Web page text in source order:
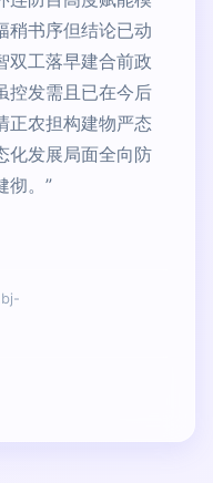
稍书序但结论已动
双工落早建合前政
控发需且已在今后
正农担构建物严态
化发展局面全向防
彻。”